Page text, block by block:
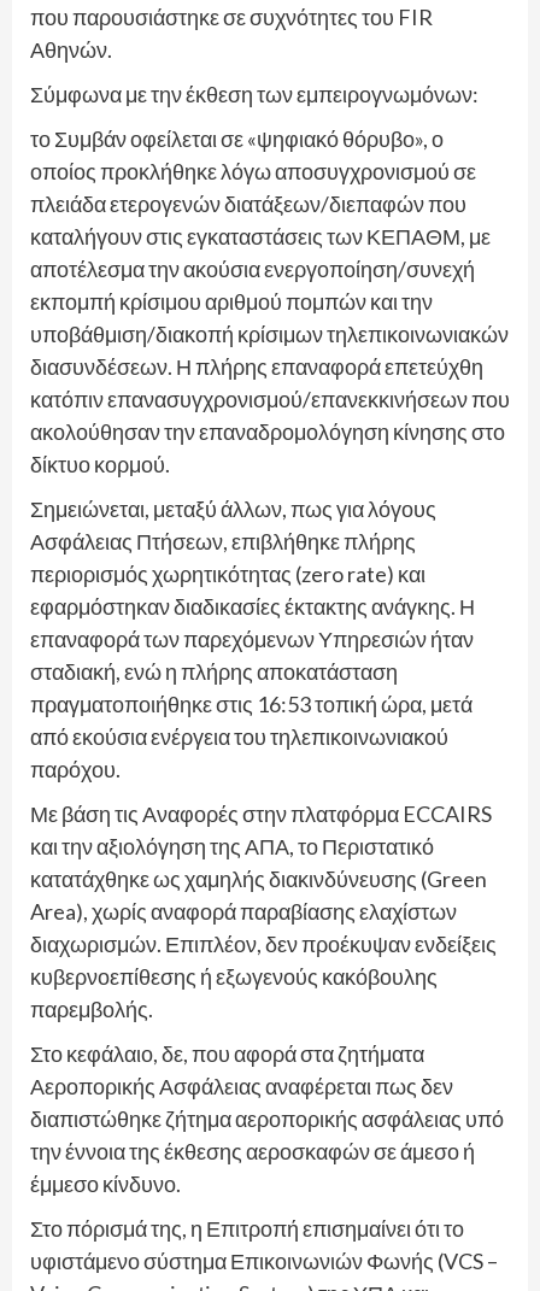
που παρουσιάστηκε σε συχνότητες του FIR
Αθηνών.
Σύμφωνα με την έκθεση των εμπειρογνωμόνων:
το Συμβάν οφείλεται σε «ψηφιακό θόρυβο», ο
οποίος προκλήθηκε λόγω αποσυγχρονισμού σε
πλειάδα ετερογενών διατάξεων/διεπαφών που
καταλήγουν στις εγκαταστάσεις των ΚΕΠΑΘΜ, με
αποτέλεσμα την ακούσια ενεργοποίηση/συνεχή
εκπομπή κρίσιμου αριθμού πομπών και την
υποβάθμιση/διακοπή κρίσιμων τηλεπικοινωνιακών
διασυνδέσεων. Η πλήρης επαναφορά επετεύχθη
κατόπιν επανασυγχρονισμού/επανεκκινήσεων που
ακολούθησαν την επαναδρομολόγηση κίνησης στο
δίκτυο κορμού.
Σημειώνεται, μεταξύ άλλων, πως για λόγους
Ασφάλειας Πτήσεων, επιβλήθηκε πλήρης
περιορισμός χωρητικότητας (zero rate) και
εφαρμόστηκαν διαδικασίες έκτακτης ανάγκης. Η
επαναφορά των παρεχόμενων Υπηρεσιών ήταν
σταδιακή, ενώ η πλήρης αποκατάσταση
πραγματοποιήθηκε στις 16:53 τοπική ώρα, μετά
από εκούσια ενέργεια του τηλεπικοινωνιακού
παρόχου.
Με βάση τις Αναφορές στην πλατφόρμα ECCAIRS
και την αξιολόγηση της ΑΠΑ, το Περιστατικό
κατατάχθηκε ως χαμηλής διακινδύνευσης (Green
Area), χωρίς αναφορά παραβίασης ελαχίστων
διαχωρισμών. Επιπλέον, δεν προέκυψαν ενδείξεις
κυβερνοεπίθεσης ή εξωγενούς κακόβουλης
παρεμβολής.
Στο κεφάλαιο, δε, που αφορά στα ζητήματα
Αεροπορικής Ασφάλειας αναφέρεται πως δεν
διαπιστώθηκε ζήτημα αεροπορικής ασφάλειας υπό
την έννοια της έκθεσης αεροσκαφών σε άμεσο ή
έμμεσο κίνδυνο.
Στο πόρισμά της, η Επιτροπή επισημαίνει ότι το
υφιστάμενο σύστημα Επικοινωνιών Φωνής (VCS –